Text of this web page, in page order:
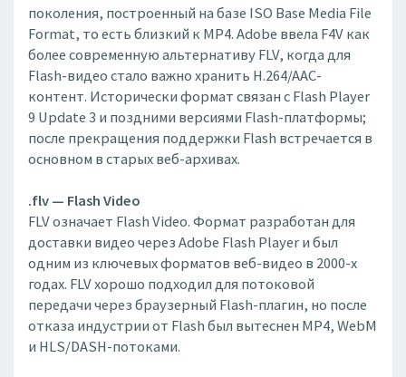
поколения, построенный на базе ISO Base Media File
Format, то есть близкий к MP4. Adobe ввела F4V как
более современную альтернативу FLV, когда для
Flash-видео стало важно хранить H.264/AAC-
контент. Исторически формат связан с Flash Player
9 Update 3 и поздними версиями Flash-платформы;
после прекращения поддержки Flash встречается в
основном в старых веб-архивах.
.flv — Flash Video
FLV означает Flash Video. Формат разработан для
доставки видео через Adobe Flash Player и был
одним из ключевых форматов веб-видео в 2000-х
годах. FLV хорошо подходил для потоковой
передачи через браузерный Flash-плагин, но после
отказа индустрии от Flash был вытеснен MP4, WebM
и HLS/DASH-потоками.